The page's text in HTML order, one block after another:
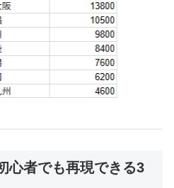
心者でも再現できる3